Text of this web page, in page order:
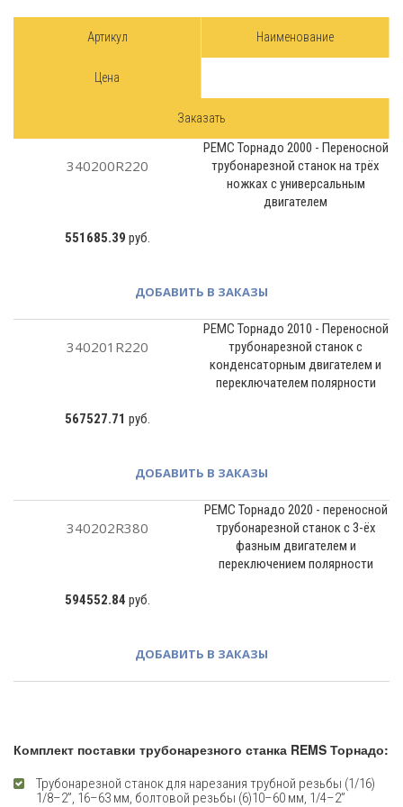
Артикул Наименование
Цена
Заказать
340200R220
РЕМС Торнадо 2000 - Переносной
трубонарезной станок на трёх
ножках с универсальным
двигателем
551685.39 руб.
ДОБАВИТЬ В ЗАКАЗЫ
340201R220
РЕМС Торнадо 2010 - Переносной
трубонарезной станок с
конденсаторным двигателем и
переключателем полярности
567527.71 руб.
ДОБАВИТЬ В ЗАКАЗЫ
340202R380
РЕМС Торнадо 2020 - переносной
трубонарезной станок с 3-ёх
фазным двигателем и
переключением полярности
594552.84 руб.
ДОБАВИТЬ В ЗАКАЗЫ
Комплект поставки трубонарезного станка REMS Торнадо:
Трубонарезной станок для нарезания трубной резьбы (1/16)
1/8–2”, 16–63 мм, болтовой резьбы (6)10–60 мм, 1/4–2”